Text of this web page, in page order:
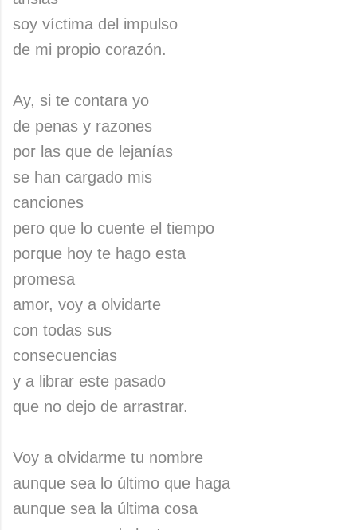
soy víctima del impulso
de mi propio corazón.
Ay, si te contara yo
de penas y razones
por las que de lejanías
se han cargado mis
canciones
pero que lo cuente el tiempo
porque hoy te hago esta
promesa
amor, voy a olvidarte
con todas sus
consecuencias
y a librar este pasado
que no dejo de arrastrar.
Voy a olvidarme tu nombre
aunque sea lo último que haga
aunque sea la última cosa